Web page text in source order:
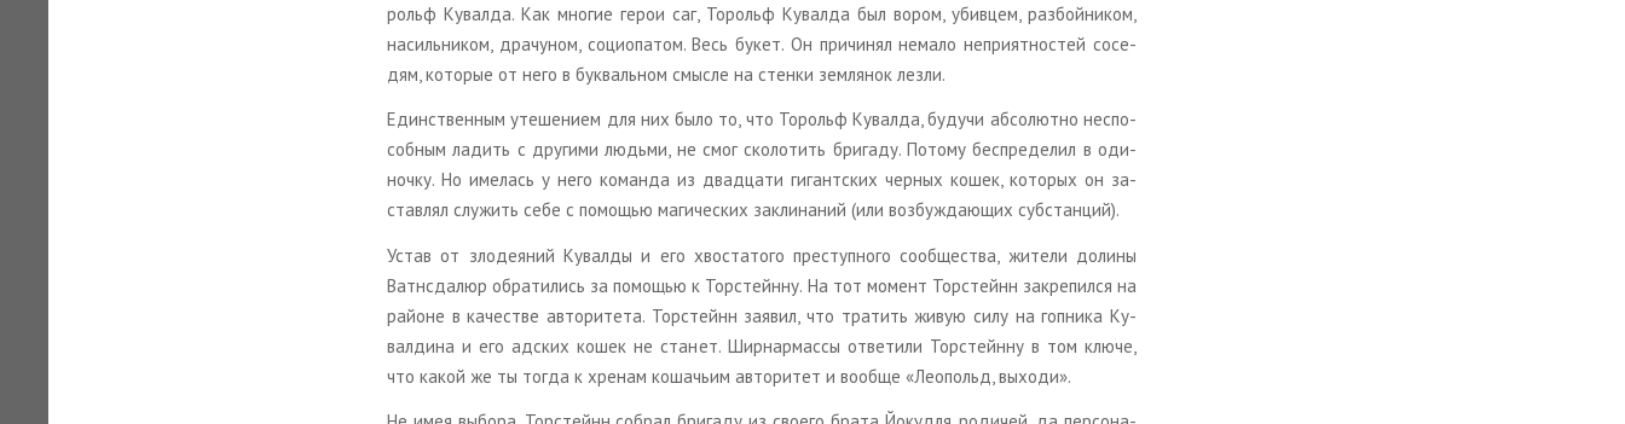
рольф Ку­вал­да. Как мно­гие герои саг, То­рольф Ку­вал­да был вором, убив­цем, раз­бой­ни­ком,
на­силь­ни­ком, дра­чу­ном, со­ци­о­па­том. Весь букет. Он при­чи­нял нема­ло непри­ят­но­стей со­се­
дям, ко­то­рые от него в бук­валь­ном смыс­ле на стен­ки зем­ля­нок лезли.
Един­ствен­ным уте­ше­ни­ем для них было то, что То­рольф Ку­вал­да, бу­дучи аб­со­лют­но неспо­
соб­ным ла­дить с дру­ги­ми лю­дь­ми, не смог ско­ло­тить бри­га­ду. По­то­му бес­пре­де­лил в оди­
ноч­ку. Но име­лась у него ко­ман­да из два­дца­ти ги­гант­ских чер­ных кошек, ко­то­рых он за­
став­лял слу­жить себе с по­мо­щью ма­ги­че­ских за­кли­на­ний (или воз­буж­да­ю­щих суб­стан­ций).
Устав от зло­де­я­ний Ку­вал­ды и его хво­ста­то­го пре­ступ­но­го со­об­ще­ства, жи­те­ли до­ли­ны
Ватн­сда­люр об­ра­ти­лись за по­мо­щью к Тор­стейн­ну. На тот мо­мент Тор­стейнн за­кре­пил­ся на
рай­оне в ка­че­стве ав­то­ри­те­та. Тор­стейнн за­явил, что тра­тить живую силу на гоп­ни­ка Ку­
вал­ди­на и его ад­ских кошек не ста­нет. Шир­нар­мас­сы от­ве­ти­ли Тор­стейн­ну в том ключе,
что какой же ты тогда к хре­нам ко­ша­чьим ав­то­ри­тет и во­об­ще «Лео­польд, вы­хо­ди».